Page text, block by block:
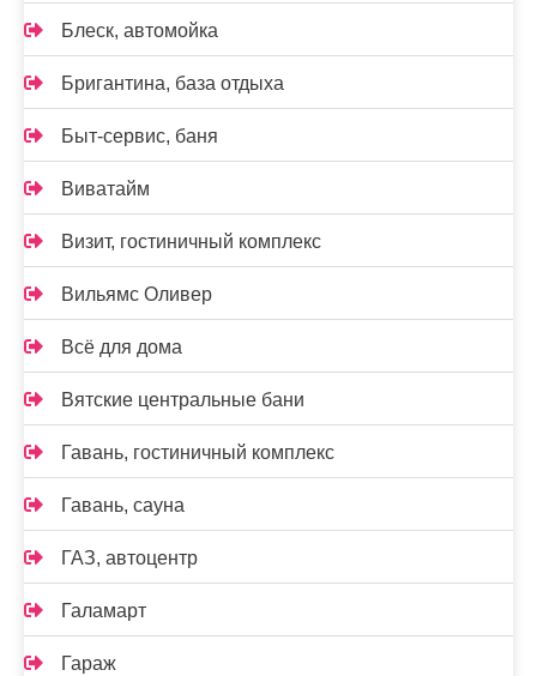
Блеск, автомойка
Бригантина, база отдыха
Быт-сервис, баня
Виватайм
Визит, гостиничный комплекс
Вильямс Оливер
Всё для дома
Вятские центральные бани
Гавань, гостиничный комплекс
Гавань, сауна
ГАЗ, автоцентр
Галамарт
Гараж